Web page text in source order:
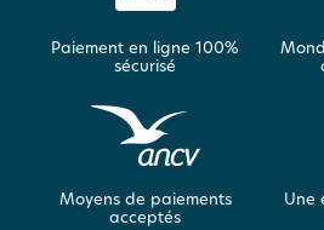
Paiement en ligne 100%
sécurisé
Moyens de paiements
acceptés
Une